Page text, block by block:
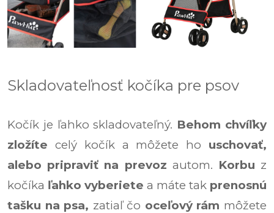
Skladovateľnosť kočíka pre psov
Kočík je ľahko skladovateľný. Behom chvíľky
zložíte celý kočík a môžete ho uschovať,
alebo pripraviť na prevoz autom. Korbu z
kočíka ľahko vyberiete a máte tak prenosnú
tašku na psa, zatiaľ čo oceľový rám môžete